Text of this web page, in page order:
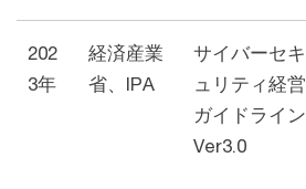
202
3年
経済産業
省、IPA
サイバーセキ
ュリティ経営
ガイドライン
Ver3.0